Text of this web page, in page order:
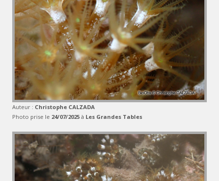
Auteur : Christophe CALZADA
Photo prise le 24/07/2025 à Les Grandes Tables